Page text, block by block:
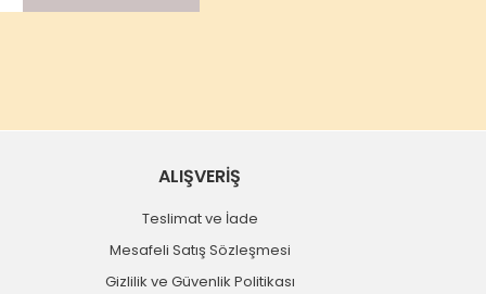
ALIŞVERİŞ
Teslimat ve İade
Mesafeli Satış Sözleşmesi
Gizlilik ve Güvenlik Politikası